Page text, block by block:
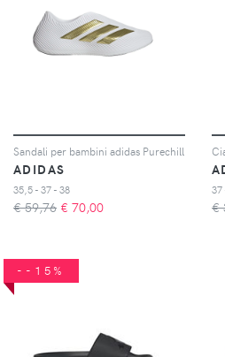
Sandali per bambini adidas Purechill
ADIDAS
35,5 - 37 - 38
€ 59,76 € 70,00
37
€
--15%